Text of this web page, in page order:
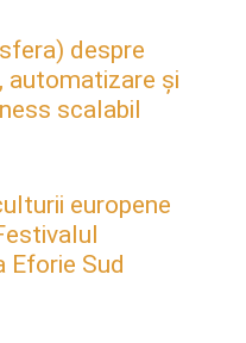
despre
automatizare și
scalabil
europene
Eforie Sud